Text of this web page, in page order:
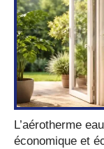
L’aérotherme
économique et